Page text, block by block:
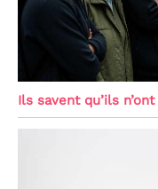
Ils savent qu’ils